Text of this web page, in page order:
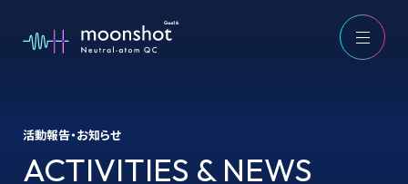
活動報告・お知らせ
ACTIVITIES & NEWS
ACTIVITIES & NEWS